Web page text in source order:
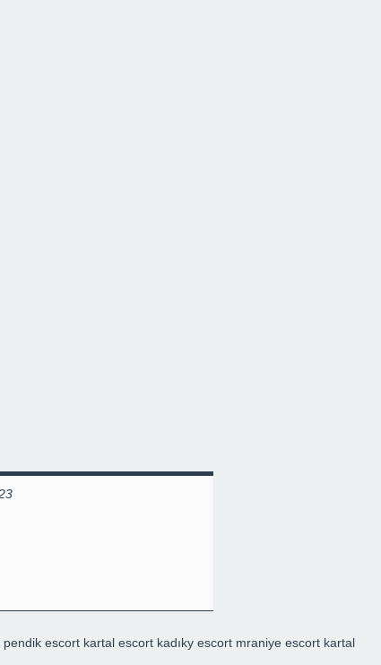
pendik escort kartal escort kadıky escort mraniye escort kartal